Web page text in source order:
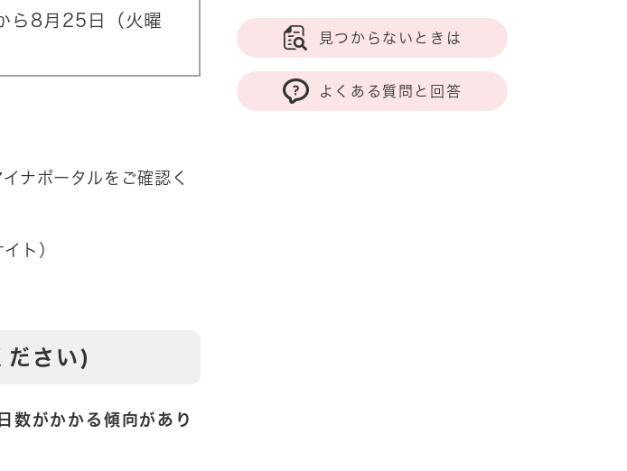
ら8月25日（火曜
ナポータルをご確認く
イト）
ださい)
数がかかる傾向があり
見つからないときは
よくある質問と回答